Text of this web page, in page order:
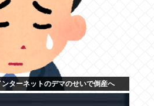
ンターネットのデマのせいで倒産へ